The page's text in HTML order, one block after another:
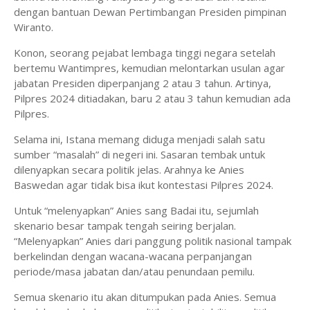
dengan bantuan Dewan Pertimbangan Presiden pimpinan
Wiranto.
Konon, seorang pejabat lembaga tinggi negara setelah
bertemu Wantimpres, kemudian melontarkan usulan agar
jabatan Presiden diperpanjang 2 atau 3 tahun. Artinya,
Pilpres 2024 ditiadakan, baru 2 atau 3 tahun kemudian ada
Pilpres.
Selama ini, Istana memang diduga menjadi salah satu
sumber “masalah” di negeri ini. Sasaran tembak untuk
dilenyapkan secara politik jelas. Arahnya ke Anies
Baswedan agar tidak bisa ikut kontestasi Pilpres 2024.
Untuk “melenyapkan” Anies sang Badai itu, sejumlah
skenario besar tampak tengah seiring berjalan.
“Melenyapkan” Anies dari panggung politik nasional tampak
berkelindan dengan wacana-wacana perpanjangan
periode/masa jabatan dan/atau penundaan pemilu.
Semua skenario itu akan ditumpukan pada Anies. Semua